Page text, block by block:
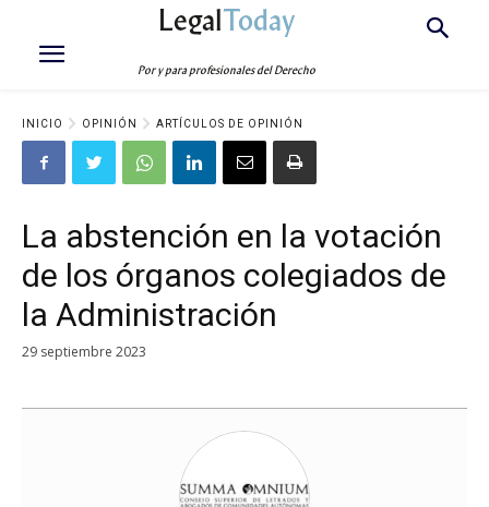
LegalToday
Por y para profesionales del Derecho
INICIO OPINIÓN ARTÍCULOS DE OPINIÓN
La abstención en la votación
de los órganos colegiados de
la Administración
29 septiembre 2023